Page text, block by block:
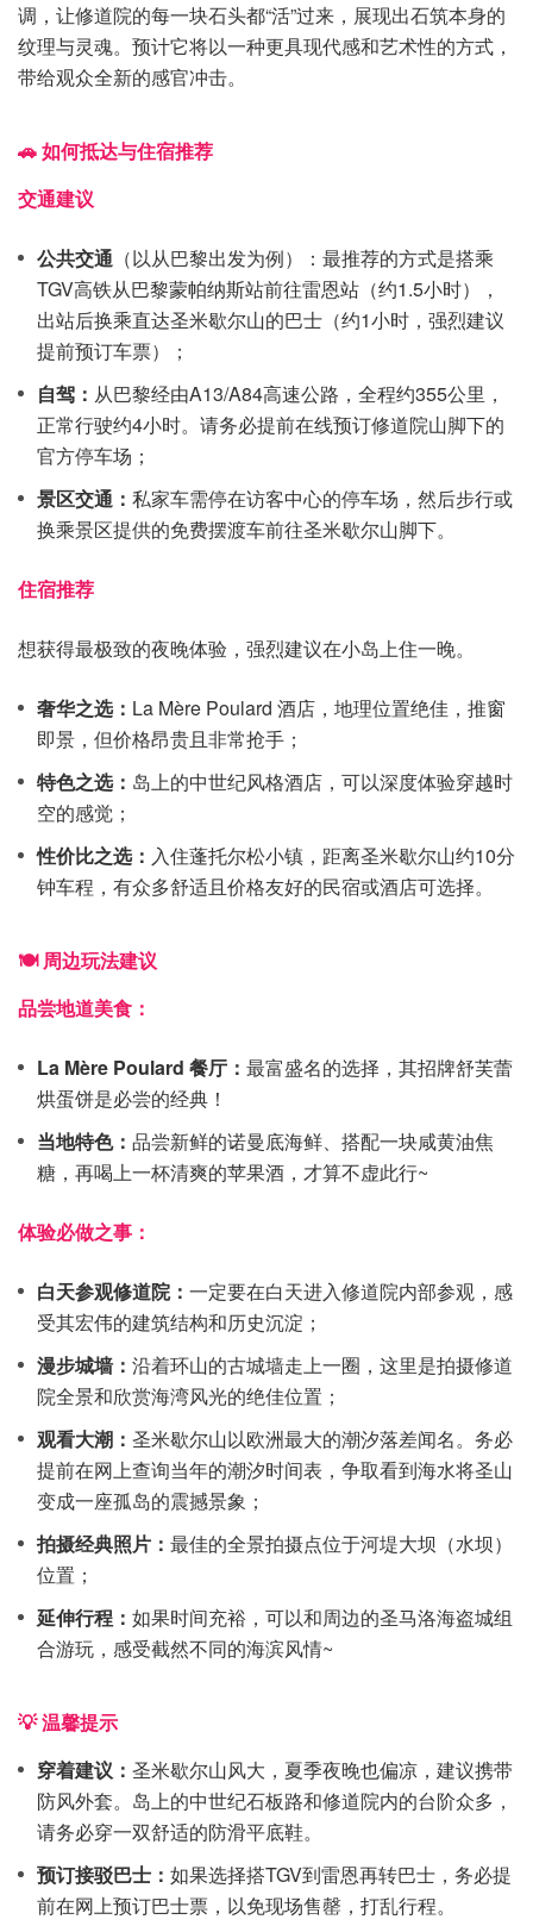
调，让修道院的每一块石头都“活”过来，展现出石筑本身的
纹理与灵魂。预计它将以一种更具现代感和艺术性的方式，
带给观众全新的感官冲击。
🚗 如何抵达与住宿推荐
交通建议
公共交通 （以从巴黎出发为例）：最推荐的方式是搭乘
TGV高铁从巴黎蒙帕纳斯站前往雷恩站（约1.5小时），
出站后换乘直达圣米歇尔山的巴士（约1小时，强烈建议
提前预订车票）；
自驾： 从巴黎经由A13/A84高速公路，全程约355公里，
正常行驶约4小时。请务必提前在线预订修道院山脚下的
官方停车场；
景区交通： 私家车需停在访客中心的停车场，然后步行或
换乘景区提供的免费摆渡车前往圣米歇尔山脚下。
住宿推荐
想获得最极致的夜晚体验，强烈建议在小岛上住一晚。
奢华之选： La Mère Poulard 酒店，地理位置绝佳，推窗
即景，但价格昂贵且非常抢手；
特色之选： 岛上的中世纪风格酒店，可以深度体验穿越时
空的感觉；
性价比之选： 入住蓬托尔松小镇，距离圣米歇尔山约10分
钟车程，有众多舒适且价格友好的民宿或酒店可选择。
🍽️ 周边玩法建议
品尝地道美食：
La Mère Poulard 餐厅： 最富盛名的选择，其招牌舒芙蕾
烘蛋饼是必尝的经典！
当地特色： 品尝新鲜的诺曼底海鲜、搭配一块咸黄油焦
糖，再喝上一杯清爽的苹果酒，才算不虚此行~
体验必做之事：
白天参观修道院： 一定要在白天进入修道院内部参观，感
受其宏伟的建筑结构和历史沉淀；
漫步城墙： 沿着环山的古城墙走上一圈，这里是拍摄修道
院全景和欣赏海湾风光的绝佳位置；
观看大潮： 圣米歇尔山以欧洲最大的潮汐落差闻名。务必
提前在网上查询当年的潮汐时间表，争取看到海水将圣山
变成一座孤岛的震撼景象；
拍摄经典照片： 最佳的全景拍摄点位于河堤大坝（水坝）
位置；
延伸行程： 如果时间充裕，可以和周边的圣马洛海盗城组
合游玩，感受截然不同的海滨风情~
💡 温馨提示
穿着建议： 圣米歇尔山风大，夏季夜晚也偏凉，建议携带
防风外套。岛上的中世纪石板路和修道院内的台阶众多，
请务必穿一双舒适的防滑平底鞋。
预订接驳巴士： 如果选择搭TGV到雷恩再转巴士，务必提
前在网上预订巴士票，以免现场售罄，打乱行程。